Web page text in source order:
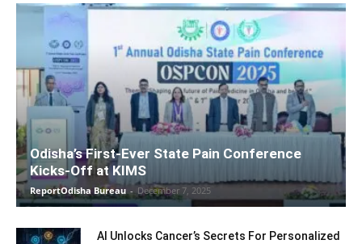
Odisha’s First-Ever State Pain Conference
Kicks-Off at KIMS
ReportOdisha Bureau - December 7, 2025
AI Unlocks Cancer’s Secrets For Personalized